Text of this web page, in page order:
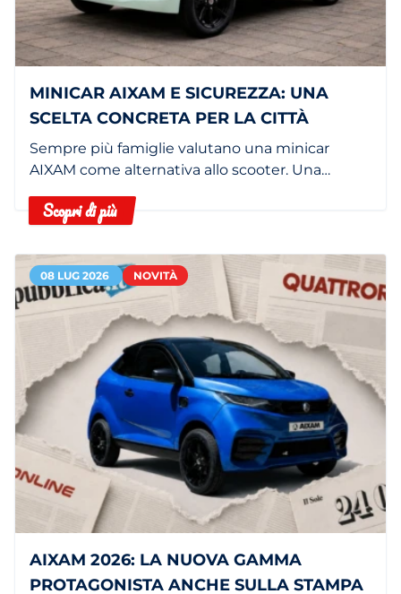
MINICAR AIXAM E SICUREZZA: UNA
SCELTA CONCRETA PER LA CITTÀ
Sempre più famiglie valutano una minicar
AIXAM come alternativa allo scooter. Una
autonomia.
Scopri di più
08 LUG 2026 NOVITÀ
AIXAM 2026: LA NUOVA GAMMA
PROTAGONISTA ANCHE SULLA STAMPA